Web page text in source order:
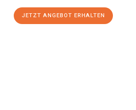
JETZT ANGEBOT ERHALTEN